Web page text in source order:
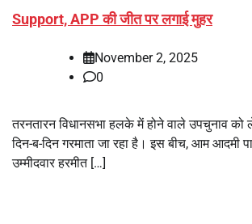
Support, APP की जीत पर लगाई मुहर
November 2, 2025
0
तरनतारन विधानसभा हलके में होने वाले उपचुनाव को
दिन-ब-दिन गरमाता जा रहा है। इस बीच, आम आदमी
उम्मीदवार हरमीत […]